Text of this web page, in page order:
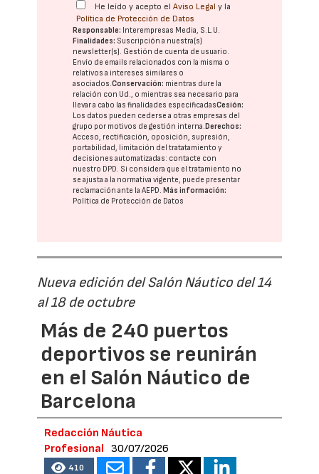
He leído y acepto elAviso Legal y la
Política de Protección de Datos
Responsable: Interempresas Media, S.L.U.
Finalidades: Suscripción a nuestra(s)
newsletter(s). Gestión de cuenta de usuario.
Envío de emails relacionados con la misma o
relativos a intereses similares o
asociados.Conservación: mientras dure la
relación con Ud., o mientras sea necesario para
llevar a cabo las finalidades especificadasCesión:
Los datos pueden cederse a otras empresas del
grupo por motivos de gestión interna.Derechos:
Acceso, rectificación, oposición, supresión,
portabilidad, limitación del tratatamiento y
decisiones automatizadas: contacte con
nuestro DPD. Si considera que el tratamiento no
se ajusta a la normativa vigente, puede presentar
reclamación ante laAEPD.Más información:
Política de Protección de Datos
Nueva edición del Salón Náutico del 14
al 18 de octubre
Más de 240 puertos
deportivos se reunirán
en el Salón Náutico de
Barcelona
Redacción Náutica
Profesional
30/07/2026
410